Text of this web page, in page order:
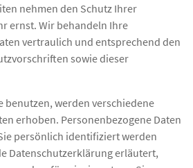
nehmen den Schutz Ihrer
ernst. Wir behandeln Ihre
vertraulich und entsprechend den
sowie dieser
benutzen, werden verschiedene
erhoben. Personenbezogene Daten
persönlich identifiziert werden
Datenschutzerklärung erläutert,